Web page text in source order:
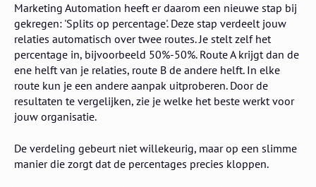
Marketing Automation heeft er daarom een nieuwe stap bij
gekregen: 'Splits op percentage'. Deze stap verdeelt jouw
relaties automatisch over twee routes. Je stelt zelf het
percentage in, bijvoorbeeld 50%-50%. Route A krijgt dan de
ene helft van je relaties, route B de andere helft. In elke
route kun je een andere aanpak uitproberen. Door de
resultaten te vergelijken, zie je welke het beste werkt voor
jouw organisatie.
De verdeling gebeurt niet willekeurig, maar op een slimme
manier die zorgt dat de percentages precies kloppen.